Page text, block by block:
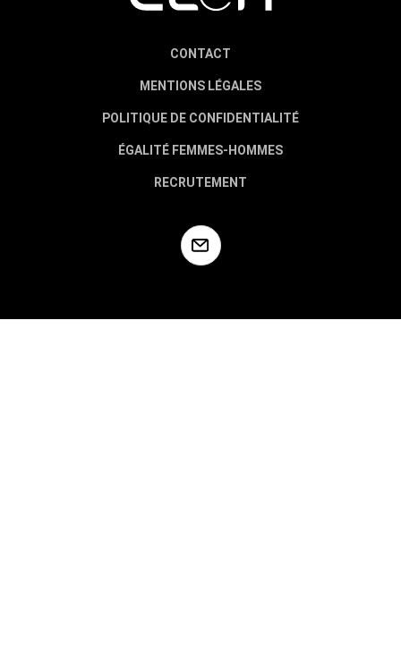
CONTACT
MENTIONS LÉGALES
POLITIQUE DE CONFIDENTIALITÉ
ÉGALITÉ FEMMES-HOMMES
RECRUTEMENT